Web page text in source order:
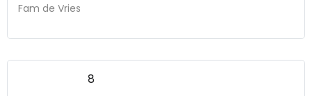
bestelde duurde in ons geval naar onze
op heden bevalt hij goed.
Fam de Vries
8